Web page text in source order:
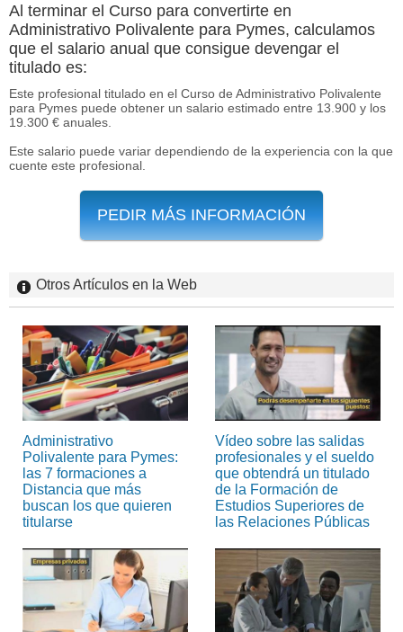
Al terminar el Curso para convertirte en
Administrativo Polivalente para Pymes, calculamos
que el salario anual que consigue devengar el
titulado es:
Este profesional titulado en el Curso de Administrativo Polivalente
para Pymes puede obtener un salario estimado entre 13.900 y los
19.300 € anuales.
Este salario puede variar dependiendo de la experiencia con la que
cuente este profesional.
PEDIR MÁS INFORMACIÓN
Otros Artículos en la Web
Administrativo
Polivalente para Pymes:
las 7 formaciones a
Distancia que más
buscan los que quieren
titularse
Vídeo sobre las salidas
profesionales y el sueldo
que obtendrá un titulado
de la Formación de
Estudios Superiores de
las Relaciones Públicas